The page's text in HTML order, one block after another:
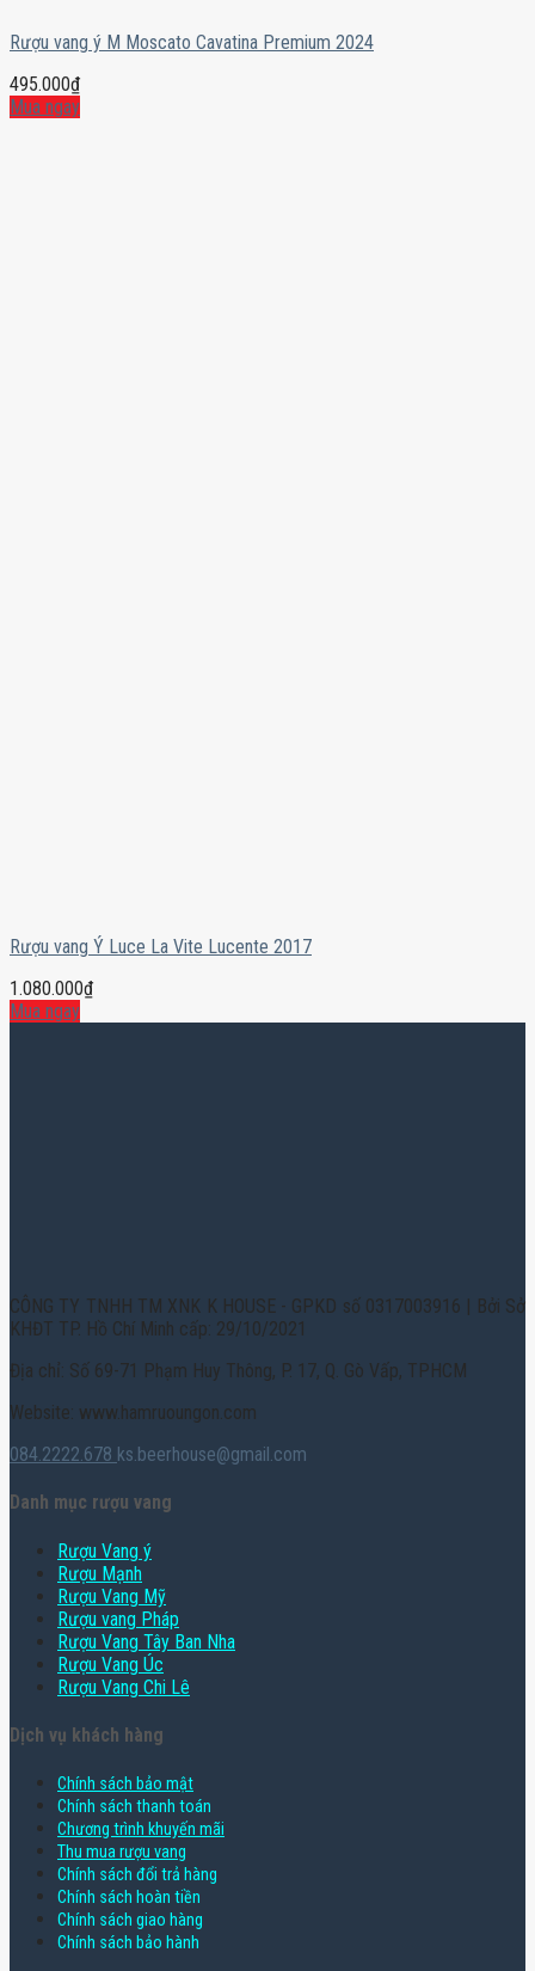
Rượu vang ý M Moscato Cavatina Premium 2024
495.000₫
Mua ngay
Rượu vang Ý Luce La Vite Lucente 2017
1.080.000₫
Mua ngay
CÔNG TY TNHH TM XNK K HOUSE - GPKD số 0317003916 | Bởi Sở
KHĐT TP. Hồ Chí Minh cấp: 29/10/2021
Địa chỉ: Số 69-71 Phạm Huy Thông, P. 17, Q. Gò Vấp, TPHCM
Website: www.hamruoungon.com
084.2222.678 ks.beerhouse@gmail.com
Danh mục rượu vang
Rượu Vang ý
Rượu Mạnh
Rượu Vang Mỹ
Rượu vang Pháp
Rượu Vang Tây Ban Nha
Rượu Vang Úc
Rượu Vang Chi Lê
Dịch vụ khách hàng
Chính sách bảo mật
Chính sách thanh toán
Chương trình khuyến mãi
Thu mua rượu vang
Chính sách đổi trả hàng
Chính sách hoàn tiền
Chính sách giao hàng
Chính sách bảo hành